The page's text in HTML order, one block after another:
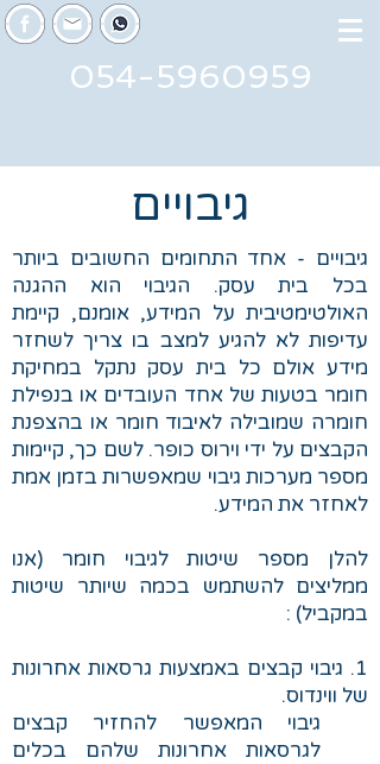
054-5960959
גיבויים
גיבויים - אחד התחומים החשובים ביותר
בכל בית עסק. הגיבוי הוא ההגנה
האולטימטיבית על המידע, אומנם, קיימת
עדיפות לא להגיע למצב בו צריך לשחזר
מידע אולם כל בית עסק נתקל במחיקת
חומר בטעות של אחד העובדים או בנפילת
חומרה שמובילה לאיבוד חומר או בהצפנת
הקבצים על ידי וירוס כופר. לשם כך, קיימות
מספר מערכות גיבוי שמאפשרות בזמן אמת
לאחזר את המידע.
להלן מספר שיטות לגיבוי חומר (אנו
ממליצים להשתמש בכמה שיותר שיטות
במקביל) :
1. גיבוי קבצים באמצעות גרסאות אחרונות
של ווינדוס.
גיבוי המאפשר להחזיר קבצים
לגרסאות אחרונות שלהם בכלים